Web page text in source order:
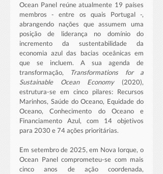
Ocean Panel reúne atualmente 19 países
membros - entre os quais Portugal -,
abrangendo nações que assumem uma
posição de liderança no domínio do
incremento da sustentabilidade da
economia azul das bacias oceânicas em
que se incluem. A sua agenda de
transformação,
Transformations for a
Sustainable Ocean Economy (2020),
estrutura-se em cinco pilares: Recursos
Marinhos, Saúde do Oceano, Equidade do
Oceano, Conhecimento do Oceano e
Financiamento Azul, com 14 objetivos
para 2030 e 74 ações prioritárias.
Em setembro de 2025, em Nova Iorque, o
Ocean Panel comprometeu-se com mais
cinco anos de ação coordenada,